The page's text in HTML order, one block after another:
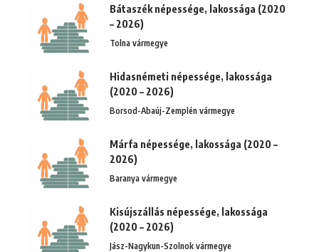
Bátaszék népessége, lakossága (2020
– 2026)
Tolna vármegye
Hidasnémeti népessége, lakossága
(2020 – 2026)
Borsod-Abaúj-Zemplén vármegye
Márfa népessége, lakossága (2020 –
2026)
Baranya vármegye
Kisújszállás népessége, lakossága
(2020 – 2026)
Jász-Nagykun-Szolnok vármegye